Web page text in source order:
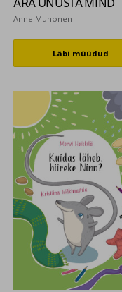
ÄRA UNUSTA MIND
Anne Muhonen
Läbi müüdud